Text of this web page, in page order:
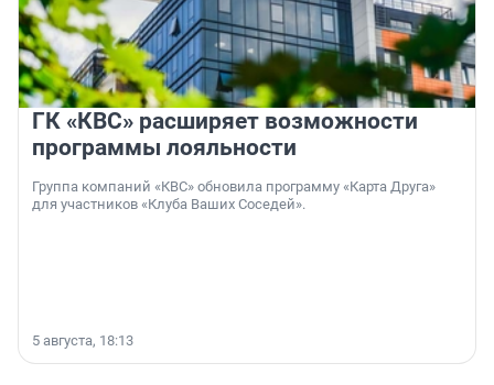
ГК «КВС» расширяет возможности
программы лояльности
Группа компаний «КВС» обновила программу «Карта Друга»
для участников «Клуба Ваших Соседей».
5 августа, 18:13